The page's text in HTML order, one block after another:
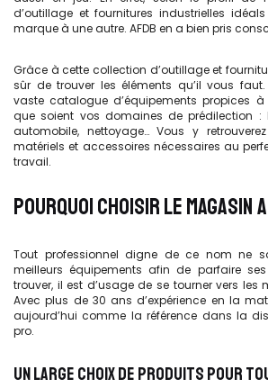
d’outillage et fournitures industrielles
marque à une autre. AFDB en a bien pris
Grâce à cette collection d’outillage et
sûr de trouver les éléments qu’il vous
vaste catalogue d’équipements propices
que soient vos domaines de prédilection :
automobile, nettoyage… Vous y
matériels et accessoires nécessaires au
travail.
POURQUOI CHOISIR LE MAGASIN
Tout professionnel digne de ce nom ne
meilleurs équipements afin de parfaire
trouver, il est d’usage de se tourner vers les
Avec plus de 30 ans d’expérience en la
aujourd’hui comme la référence dans la
pro.
UN LARGE CHOIX DE PRODUITS POUR